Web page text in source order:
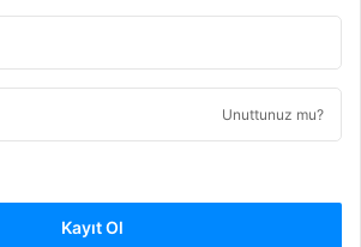
Unuttunuz mu?
Kayıt Ol